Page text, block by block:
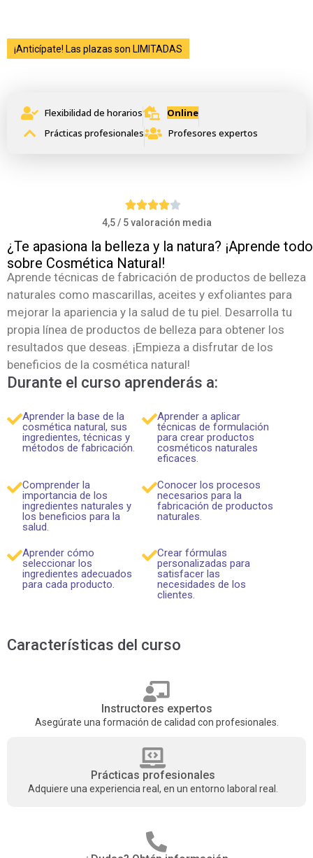
¡Anticípate! Las plazas son LIMITADAS
Flexibilidad de horarios
Online
Prácticas profesionales
Profesores expertos
4,5 / 5 valoración media
¿Te apasiona la belleza y la natura? ¡Aprende todo
sobre Cosmética Natural!
Aprende técnicas de fabricación de productos de belleza
naturales como mascarillas, aceites y exfoliantes para
mejorar la apariencia y la salud de tu piel. Desarrolla tu
propia línea de productos de belleza para obtener los
resultados que deseas. ¡Empieza a disfrutar de los
beneficios de la cosmética natural!
Durante el curso aprenderás a:
Aprender la base de la
cosmética natural, sus
ingredientes, técnicas y
métodos de fabricación.
Aprender a aplicar
técnicas de formulación
para crear productos
cosméticos naturales
eficaces.
Comprender la
importancia de los
ingredientes naturales y
los beneficios para la
salud.
Conocer los procesos
necesarios para la
fabricación de productos
naturales.
Aprender cómo
seleccionar los
ingredientes adecuados
para cada producto.
Crear fórmulas
personalizadas para
satisfacer las
necesidades de los
clientes.
Características del curso
Instructores expertos
Asegúrate una formación de calidad con profesionales.
Prácticas profesionales
Adquiere una experiencia real, en un entorno laboral real.